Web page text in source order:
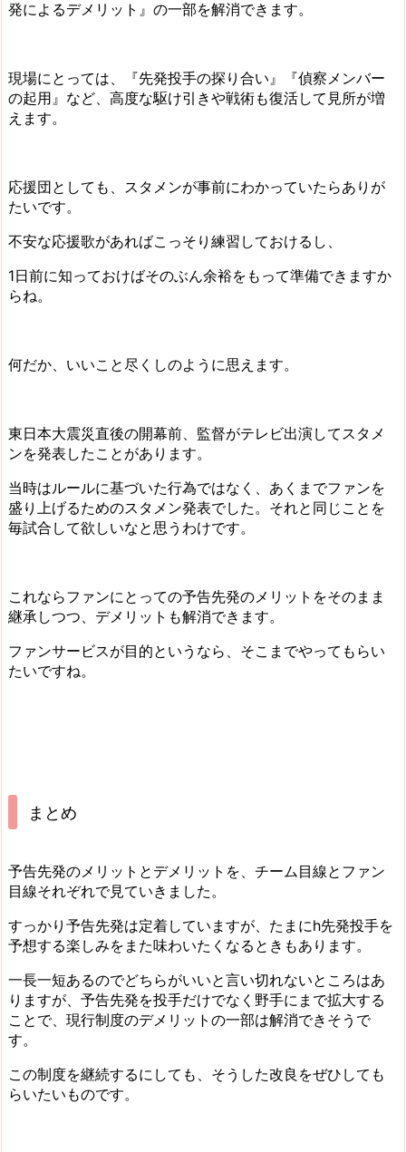
発によるデメリット』の一部を解消できます。
現場にとっては、『先発投手の探り合い』『偵察メンバー
の起用』など、高度な駆け引きや戦術も復活して見所が増
えます。
応援団としても、スタメンが事前にわかっていたらありが
たいです。
不安な応援歌があればこっそり練習しておけるし、
1日前に知っておけばそのぶん余裕をもって準備できますか
らね。
何だか、いいこと尽くしのように思えます。
東日本大震災直後の開幕前、監督がテレビ出演してスタメ
ンを発表したことがあります。
当時はルールに基づいた行為ではなく、あくまでファンを
盛り上げるためのスタメン発表でした。それと同じことを
毎試合して欲しいなと思うわけです。
これならファンにとっての予告先発のメリットをそのまま
継承しつつ、デメリットも解消できます。
ファンサービスが目的というなら、そこまでやってもらい
たいですね。
まとめ
予告先発のメリットとデメリットを、チーム目線とファン
目線それぞれで見ていきました。
すっかり予告先発は定着していますが、たまにh先発投手を
予想する楽しみをまた味わいたくなるときもあります。
一長一短あるのでどちらがいいと言い切れないところはあ
りますが、予告先発を投手だけでなく野手にまで拡大する
ことで、現行制度のデメリットの一部は解消できそうで
す。
この制度を継続するにしても、そうした改良をぜひしても
らいたいものです。